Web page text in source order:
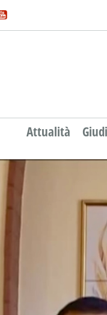
Attualità